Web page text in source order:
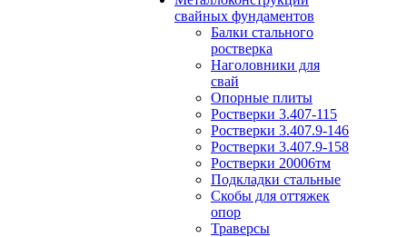
свайных фундаментов
Балки стального
ростверка
Наголовники для
свай
Опорные плиты
Ростверки 3.407-115
Ростверки 3.407.9-146
Ростверки 3.407.9-158
Ростверки 20006тм
Подкладки стальные
Скобы для оттяжек
опор
Траверсы